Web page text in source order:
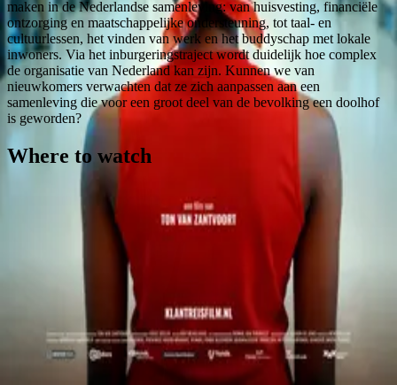
maken in de Nederlandse samenleving: van huisvesting, financiële
ontzorging en maatschappelijke ondersteuning, tot taal- en
cultuurlessen, het vinden van werk en het buddyschap met lokale
inwoners. Via het inburgeringstraject wordt duidelijk hoe complex
de organisatie van Nederland kan zijn. Kunnen we van
nieuwkomers verwachten dat ze zich aanpassen aan een
samenleving die voor een groot deel van de bevolking een doolhof
is geworden?
Where to watch
Byoscoop· a product of Boydroid B.V.